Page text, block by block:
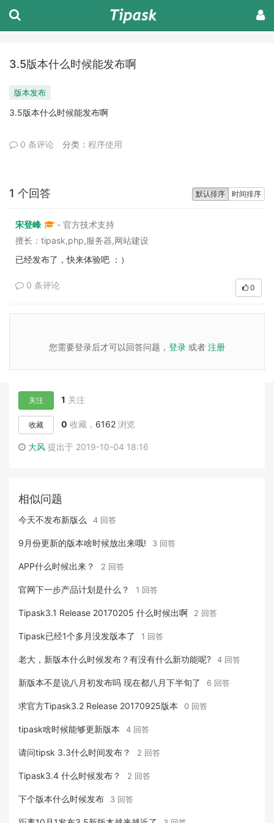
3.5版本什么时候能发布啊
版本发布
3.5版本什么时候能发布啊
0 条评论 分类： 程序使用
默认排序 时间排序
1 个回答
宋登峰
- 官方技术支持
擅长：tipask,php,服务器,网站建设
已经发布了，快来体验吧 ：）
0 条评论 0
您需要登录后才可以回答问题， 登录 或者 注册
关注 1 关注
收藏 0 收藏， 6162 浏览
大风 提出于 2019-10-04 18:16
相似问题
今天不发布新版么 4 回答
9月份更新的版本啥时候放出来哦! 3 回答
APP什么时候出来？ 2 回答
官网下一步产品计划是什么？ 1 回答
Tipask3.1 Release 20170205 什么时候出啊 2 回答
Tipask已经1个多月没发版本了 1 回答
老大，新版本什么时候发布？有没有什么新功能呢? 4 回答
新版本不是说八月初发布吗 现在都八月下半旬了 6 回答
求官方Tipask3.2 Release 20170925版本 0 回答
tipask啥时候能够更新版本 4 回答
请问tipsk 3.3什么时间发布？ 2 回答
Tipask3.4 什么时候发布？ 2 回答
下个版本什么时候发布 3 回答